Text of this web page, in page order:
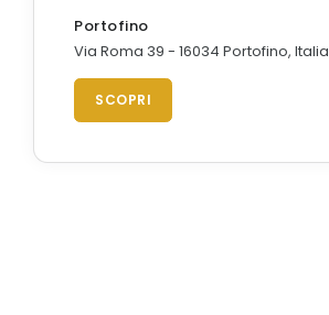
Portofino
Via Roma 39 - 16034 Portofino, Italia
SCOPRI